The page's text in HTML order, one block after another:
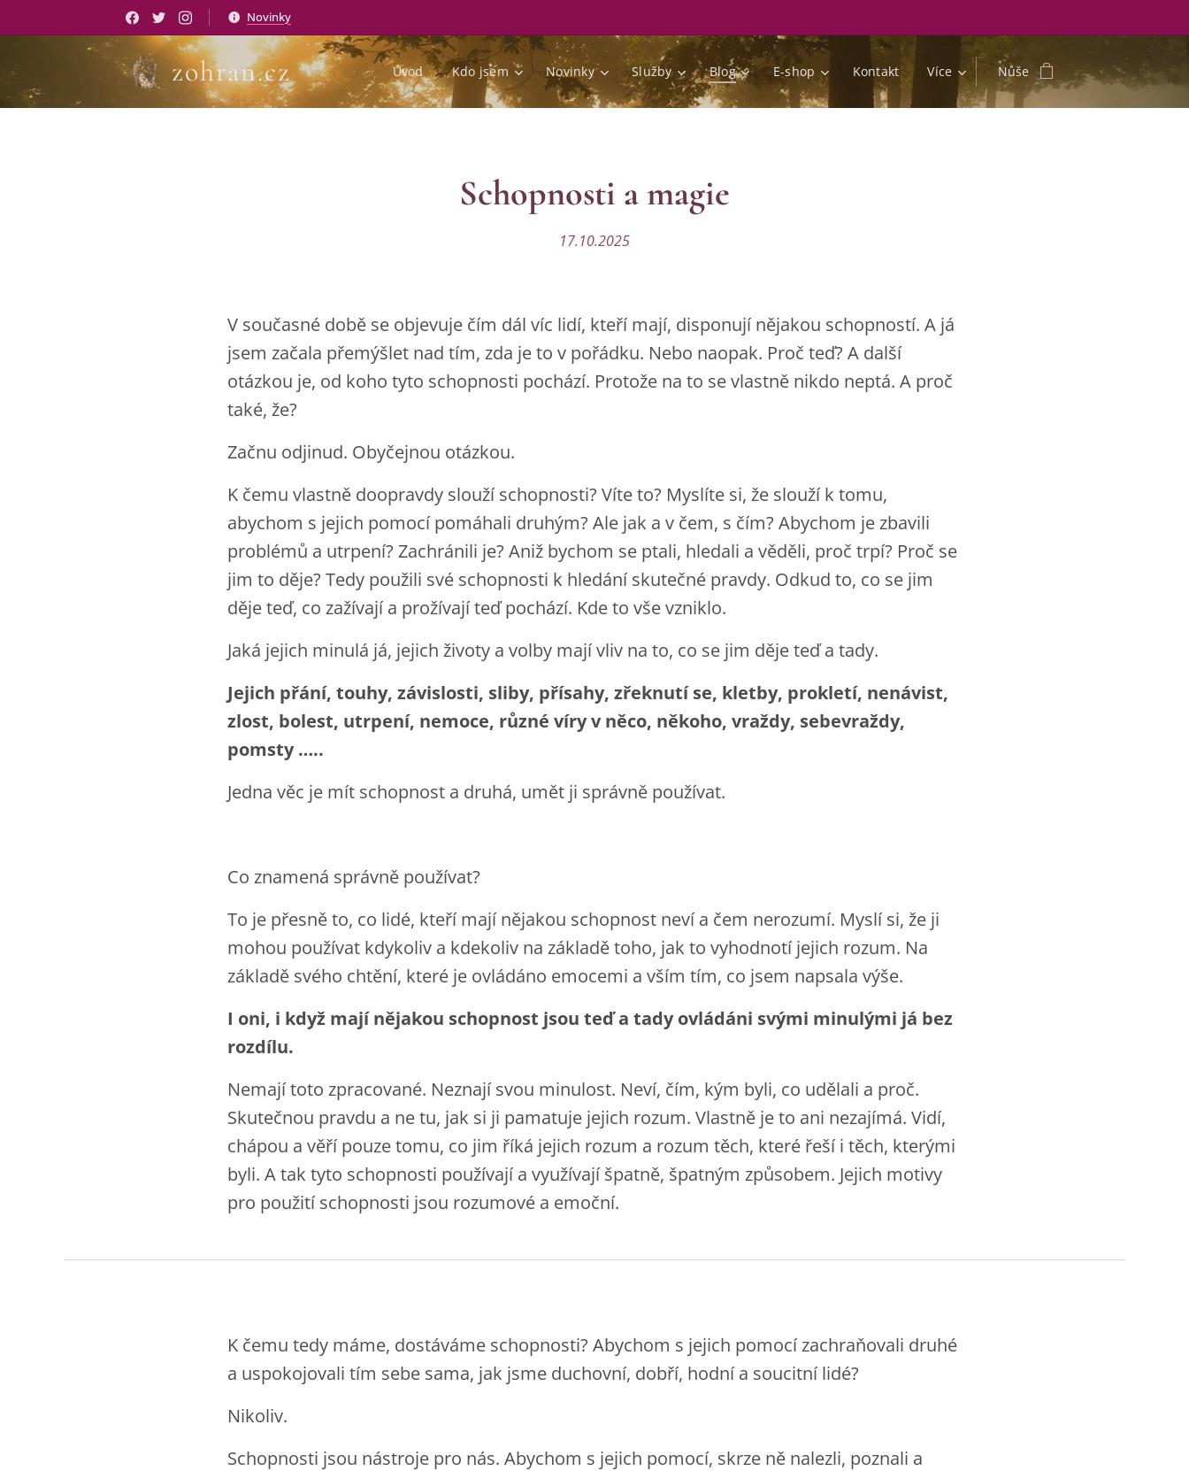
Novinky
zohran.cz Úvod Kdo jsem Novinky Služby Blog E-shop Kontakt Více Nůše
Schopnosti a magie
17.10.2025
V současné době se objevuje čím dál víc lidí, kteří mají, disponují nějakou schopností. A já
jsem začala přemýšlet nad tím, zda je to v pořádku. Nebo naopak. Proč teď? A další
otázkou je, od koho tyto schopnosti pochází. Protože na to se vlastně nikdo neptá. A proč
také, že?
Začnu odjinud. Obyčejnou otázkou.
K čemu vlastně doopravdy slouží schopnosti? Víte to? Myslíte si, že slouží k tomu,
abychom s jejich pomocí pomáhali druhým? Ale jak a v čem, s čím? Abychom je zbavili
problémů a utrpení? Zachránili je? Aniž bychom se ptali, hledali a věděli, proč trpí? Proč se
jim to děje? Tedy použili své schopnosti k hledání skutečné pravdy. Odkud to, co se jim
děje teď, co zažívají a prožívají teď pochází. Kde to vše vzniklo.
Jaká jejich minulá já, jejich životy a volby mají vliv na to, co se jim děje teď a tady.
Jejich přání, touhy, závislosti, sliby, přísahy, zřeknutí se, kletby, prokletí, nenávist,
zlost, bolest, utrpení, nemoce, různé víry v něco, někoho, vraždy, sebevraždy,
pomsty …..
Jedna věc je mít schopnost a druhá, umět ji správně používat.
Co znamená správně používat?
To je přesně to, co lidé, kteří mají nějakou schopnost neví a čem nerozumí. Myslí si, že ji
mohou používat kdykoliv a kdekoliv na základě toho, jak to vyhodnotí jejich rozum. Na
základě svého chtění, které je ovládáno emocemi a vším tím, co jsem napsala výše.
I oni, i když mají nějakou schopnost jsou teď a tady ovládáni svými minulými já bez
rozdílu.
Nemají toto zpracované. Neznají svou minulost. Neví, čím, kým byli, co udělali a proč.
Skutečnou pravdu a ne tu, jak si ji pamatuje jejich rozum. Vlastně je to ani nezajímá. Vidí,
chápou a věří pouze tomu, co jim říká jejich rozum a rozum těch, které řeší i těch, kterými
byli. A tak tyto schopnosti používají a využívají špatně, špatným způsobem. Jejich motivy
pro použití schopnosti jsou rozumové a emoční.
K čemu tedy máme, dostáváme schopnosti? Abychom s jejich pomocí zachraňovali druhé
a uspokojovali tím sebe sama, jak jsme duchovní, dobří, hodní a soucitní lidé?
Nikoliv.
Schopnosti jsou nástroje pro nás. Abychom s jejich pomocí, skrze ně nalezli, poznali a